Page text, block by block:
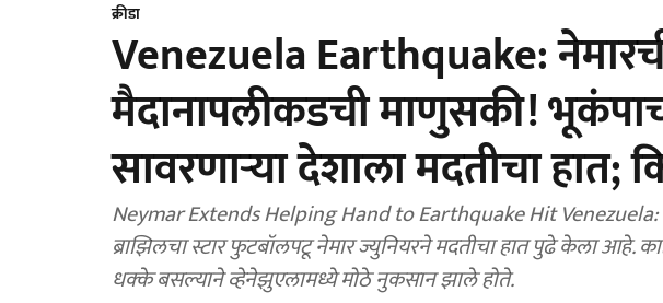
क्रीडा
Venezuela Earthquake:
मैदानापलीकडची माणुसकी!
सावरणाऱ्या देशाला मदतीचा हात;
Neymar Extends Helping Hand to Earthquake Hit
ब्राझिलचा स्टार फुटबॉलपटू नेमार ज्युनियरने मदतीचा हात पुढे केला आहे.
धक्के बसल्याने व्हेनेझुएलामध्ये मोठे नुकसान झाले होते.